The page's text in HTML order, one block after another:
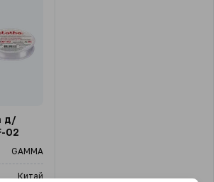
д/
02
GAMMA
Китай